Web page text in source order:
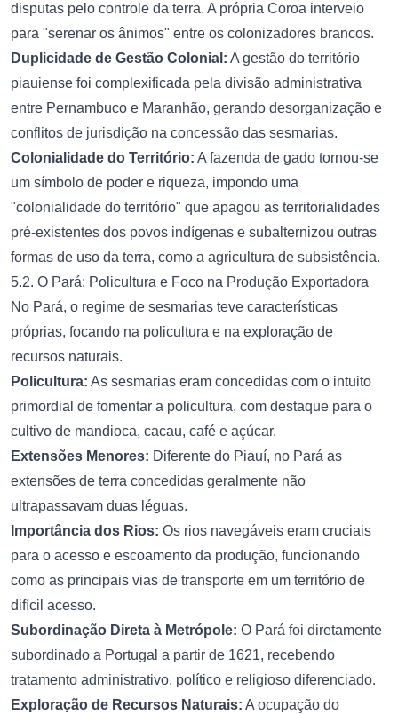
disputas pelo controle da terra. A própria Coroa interveio
para "serenar os ânimos" entre os colonizadores brancos.
Duplicidade de Gestão Colonial: A gestão do território
piauiense foi complexificada pela divisão administrativa
entre Pernambuco e Maranhão, gerando desorganização e
conflitos de jurisdição na concessão das sesmarias.
Colonialidade do Território: A fazenda de gado tornou-se
um símbolo de poder e riqueza, impondo uma
"colonialidade do território" que apagou as territorialidades
pré-existentes dos povos indígenas e subalternizou outras
formas de uso da terra, como a agricultura de subsistência.
5.2. O Pará: Policultura e Foco na Produção Exportadora
No Pará, o regime de sesmarias teve características
próprias, focando na policultura e na exploração de
recursos naturais.
Policultura: As sesmarias eram concedidas com o intuito
primordial de fomentar a policultura, com destaque para o
cultivo de mandioca, cacau, café e açúcar.
Extensões Menores: Diferente do Piauí, no Pará as
extensões de terra concedidas geralmente não
ultrapassavam duas léguas.
Importância dos Rios: Os rios navegáveis eram cruciais
para o acesso e escoamento da produção, funcionando
como as principais vias de transporte em um território de
difícil acesso.
Subordinação Direta à Metrópole: O Pará foi diretamente
subordinado a Portugal a partir de 1621, recebendo
tratamento administrativo, político e religioso diferenciado.
Exploração de Recursos Naturais: A ocupação do